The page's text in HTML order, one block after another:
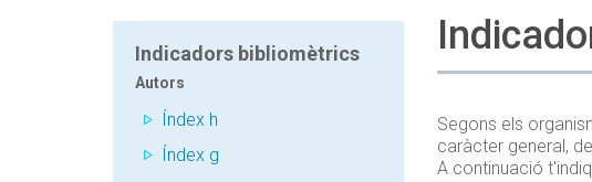
Indicadors bibliomètrics
Autors
Índex h
Índex g
Segons els
caràcter general,
A continuació